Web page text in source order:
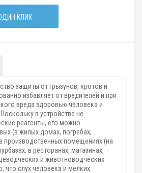
КЛИК
защиты от грызунов, кротов и
избавляет от вредителей и при
вреда здоровью человека и
в устройстве не
реагенты, его можно
(в жилых домах, погребах,
производственных помещениях (на
в ресторанах, магазинах,
и животноводческих
что слух человека и мелких